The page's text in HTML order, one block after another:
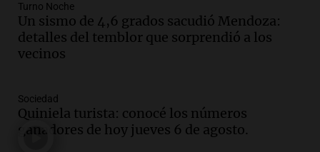
sobre los parques educativos
Amamos Argentina
Episodios
Audio.
durante la primavera
Informados al regreso
Episodios
Turno Noche
Un sismo de 4,6 grados sacudió Mendoza:
detalles del temblor que sorprendió a los
vecinos
Sociedad
Quiniela turista: conocé los números
ganadores de hoy jueves 6 de agosto.